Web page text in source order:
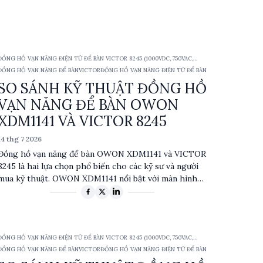
HỒ VẠN NĂNG ĐIỆN TỬ ĐỂ BÀN VICTOR 8245 (1000VDC, 750VAC,
10ACA/DCA, TRMS)
HỒ VẠN NĂNG ĐỂ BÀNVICTORĐỒNG HỒ VẠN NĂNG ĐIỆN TỬ ĐỂ BÀN
SÁNH KỸ THUẬT ĐỒNG HỒ
NĂNG ĐỂ BÀN OWON
VÀ VICTOR 8245
thg 7 2026
hồ vạn năng để bàn OWON XDM1141 và VICTOR
là hai lựa chọn phổ biến cho các kỹ sư và người
kỹ thuật. OWON XDM1141 nổi bật với màn hình
TFT LCD và khả năng ghi dữ liệu, trong khi VICTOR
phẩm.
HỒ VẠN NĂNG ĐIỆN TỬ ĐỂ BÀN VICTOR 8245 (1000VDC, 750VAC,
10ACA/DCA, TRMS)
HỒ VẠN NĂNG ĐỂ BÀNVICTORĐỒNG HỒ VẠN NĂNG ĐIỆN TỬ ĐỂ BÀN